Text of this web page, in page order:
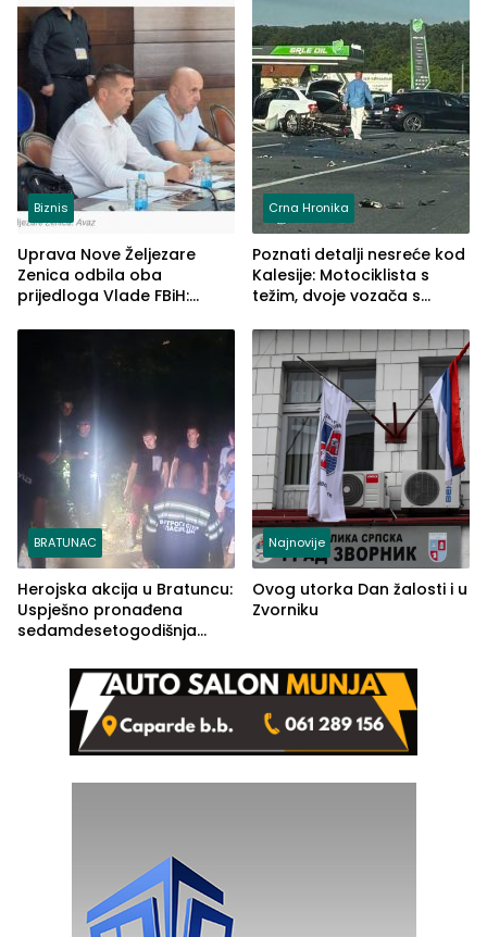
Biznis
Uprava Nove Željezare
Zenica odbila oba
prijedloga Vlade FBiH:
rješenje
Crna Hronika
Poznati detalji nesreće kod
Kalesije: Motociklista s
težim, dvoje vozača s
BRATUNAC
Herojska akcija u Bratuncu:
Uspješno pronađena
sedamdesetogodišnja
Kravice.
Najnovije
Ovog utorka Dan žalosti i u
Zvorniku